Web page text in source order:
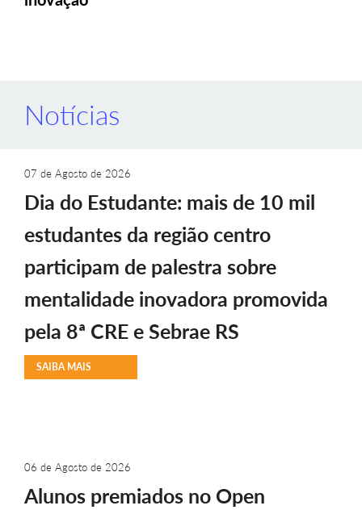
Notícias
07 de Agosto de 2026
Dia do Estudante: mais de 10 mil
estudantes da região centro
participam de palestra sobre
mentalidade inovadora promovida
pela 8ª CRE e Sebrae RS
SAIBA MAIS
06 de Agosto de 2026
Alunos premiados no Open